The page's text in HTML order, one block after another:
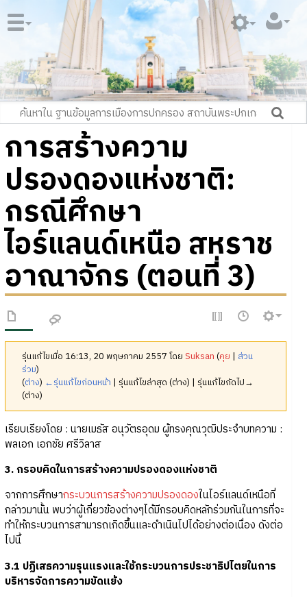
การสร้างความ
ปรองดองแห่งชาติ:
กรณีศึกษา
ไอร์แลนด์เหนือ สหราช
อาณาจักร (ตอนที่ 3)
รุ่นแก้ไขเมื่อ 16:13, 20 พฤษภาคม 2557 โดยSuksan (คุย | ส่วน
ร่วม)
(ต่าง) ←รุ่นแก้ไขก่อนหน้า | รุ่นแก้ไขล่าสุด (ต่าง) | รุ่นแก้ไขถัดไป→
(ต่าง)
เรียบเรียงโดย : นายเมธัส อนุวัตรอุดม ผู้ทรงคุณวุฒิประจำบทความ :
พลเอก เอกชัย ศรีวิลาส
3. กรอบคิดในการสร้างความปรองดองแห่งชาติ
จากการศึกษากระบวนการสร้างความปรองดองในไอร์แลนด์เหนือที่
กล่าวมานั้น พบว่าผู้เกี่ยวข้องต่างๆได้มีกรอบคิดหลักร่วมกันในการที่จะ
ทำให้กระบวนการสามารถเกิดขึ้นและดำเนินไปได้อย่างต่อเนื่อง ดังต่อ
ไปนี้
3.1 ปฏิเสธความรุนแรงและใช้กระบวนการประชาธิปไตยในการ
บริหารจัดการความขัดแย้ง